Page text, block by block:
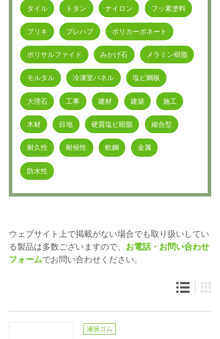
タイル トタン ナイロン フッ素塗料
ブリキ プレハブ ポリカーボネート
ポリサルファイド みかげ石 メラミン樹脂
モルタル 冷凍室パネル 塩ビ鋼板
大理石 工事 建材 建築 施工
木材 目地 硬質塩ビ樹脂 縮合型
耐久性 耐候性 軟鋼 金属
防水性
ウェブサイト上で掲載がない場合でも取り扱いしてい
る製品は多数ございますので、 お電話・お問い合わせ
フォームでお問い合わせください。
液状ゴム